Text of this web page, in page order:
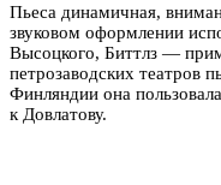
Пьеса динамичная,
звуковом оформлении
Высоцкого, Биттлз —
петрозаводских театров
Финляндии она
к Довлатову.